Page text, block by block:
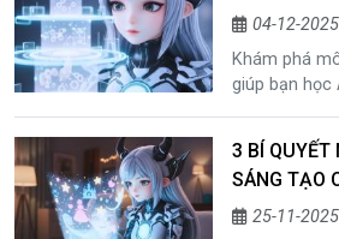
THÔNG
04-12-2025
Khám phá
giúp bạn học
quả hơn
3 BÍ QUYẾT
SÁNG TẠO
NHÂN
25-11-2025